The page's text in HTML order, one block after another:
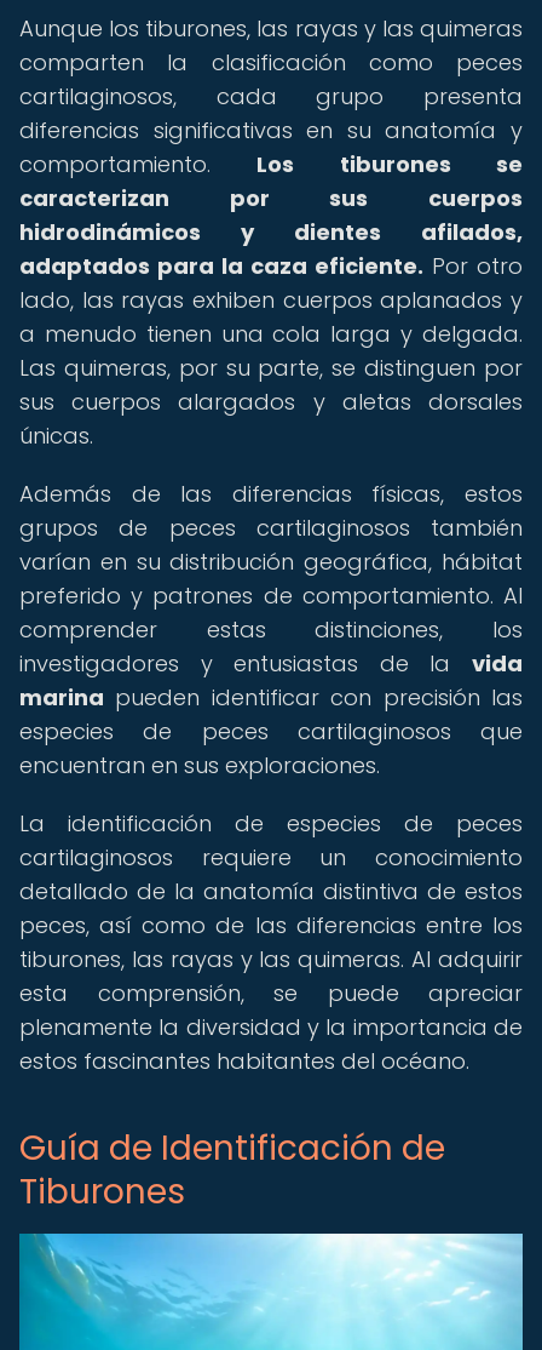
Aunque los tiburones, las rayas y las quimeras
comparten la clasificación como peces
cartilaginosos, cada grupo presenta
diferencias significativas en su anatomía y
comportamiento. Los tiburones se
caracterizan por sus cuerpos
hidrodinámicos y dientes afilados,
adaptados para la caza eficiente. Por otro
lado, las rayas exhiben cuerpos aplanados y
a menudo tienen una cola larga y delgada.
Las quimeras, por su parte, se distinguen por
sus cuerpos alargados y aletas dorsales
únicas.
Además de las diferencias físicas, estos
grupos de peces cartilaginosos también
varían en su distribución geográfica, hábitat
preferido y patrones de comportamiento. Al
comprender estas distinciones, los
investigadores y entusiastas de la vida
marina pueden identificar con precisión las
especies de peces cartilaginosos que
encuentran en sus exploraciones.
La identificación de especies de peces
cartilaginosos requiere un conocimiento
detallado de la anatomía distintiva de estos
peces, así como de las diferencias entre los
tiburones, las rayas y las quimeras. Al adquirir
esta comprensión, se puede apreciar
plenamente la diversidad y la importancia de
estos fascinantes habitantes del océano.
Guía de Identificación de
Tiburones